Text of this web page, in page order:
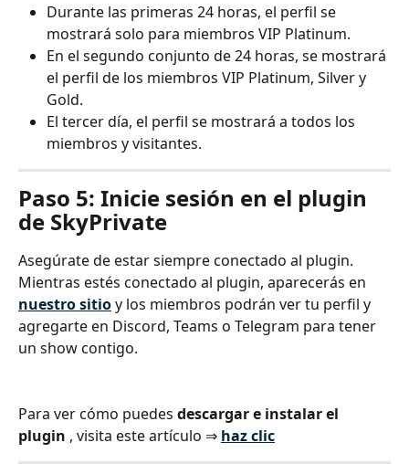
Durante las primeras 24 horas, el perfil se
mostrará solo para miembros VIP Platinum.
En el segundo conjunto de 24 horas, se mostrará
el perfil de los miembros VIP Platinum, Silver y
Gold.
El tercer día, el perfil se mostrará a todos los
miembros y visitantes.
Paso 5: Inicie sesión en el plugin
de SkyPrivate
Asegúrate de estar siempre conectado al plugin.
Mientras estés conectado al plugin, aparecerás en
nuestro sitio y los miembros podrán ver tu perfil y
agregarte en Discord, Teams o Telegram para tener
un show contigo.
Para ver cómo puedes descargar e instalar el
plugin , visita este artículo ⇒ haz clic